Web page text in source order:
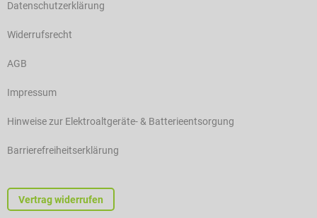
Datenschutzerklärung
Widerrufsrecht
AGB
Impressum
Hinweise zur Elektroaltgeräte- & Batterieentsorgung
Barrierefreiheitserklärung
Vertrag widerrufen